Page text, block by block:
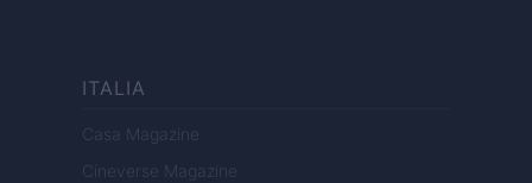
ITALIA
Casa Magazine
Cineverse Magazine